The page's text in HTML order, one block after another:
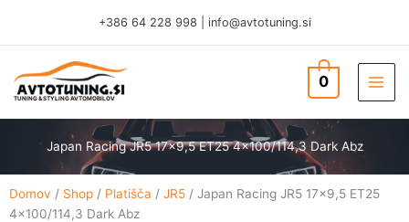
content
+386 64 228 998 info@avtotuning.si
TUNING & STYLING AVTOMOBILOV
0
Japan Racing JR5 17×9,5 ET25 4×100/114,3 Dark Abz
Domov / Shop / Platišča / JR5 / Japan Racing JR5 17×9,5 ET25
4×100/114,3 Dark Abz